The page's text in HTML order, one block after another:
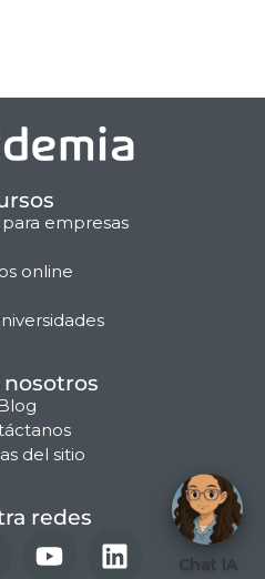
empresas
online
nosotros
Blog
del sitio
redes
Chat IA